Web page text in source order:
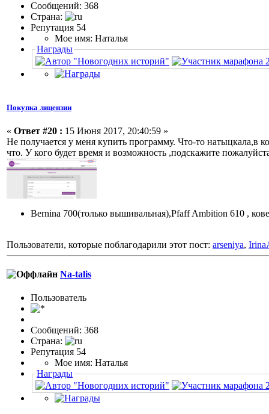
Сообщений: 368
Страна:
Репутация 54
Мое имя: Наталья
Награды
Покупка лицензии
« Ответ #20 : 15 Июня 2017, 20:40:59 »
Не получается у меня купить программу. Что-то натыцкала,в
что. У кого будет время и возможность ,подскажите
Bernina 700(только вышивальная),Pfaff Ambition 610 ,
Пользователи, которые поблагодарили этот пост: arseniya,
Na-talis
Пользовaтeль
Сообщений: 368
Страна:
Репутация 54
Мое имя: Наталья
Награды